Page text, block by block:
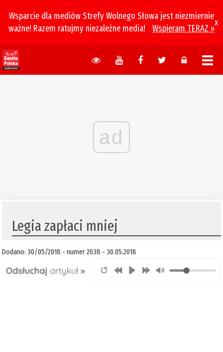
Wsparcie dla mediów Strefy Wolnego Słowa jest niezmiernie
ważne! Razem ratujmy niezależne media!
Wspieram TERAZ »
x
ad
Legia zapłaci mniej
Dodano: 30/05/2018 - numer 2038 - 30.05.2018